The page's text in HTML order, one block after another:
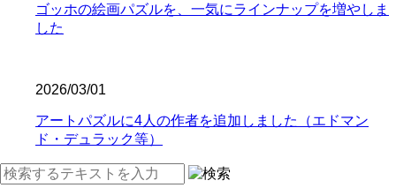
ゴッホの絵画パズルを、一気にラインナップを増やしま
した
2026/03/01
アートパズルに4人の作者を追加しました（エドマン
ド・デュラック等）